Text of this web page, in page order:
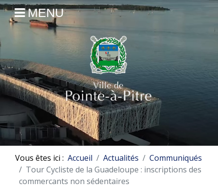
MENU
Vous êtes ici : Accueil Actualités
Communiqués
Tour Cycliste de la Guadeloupe : inscriptions des
commercants non sédentaires